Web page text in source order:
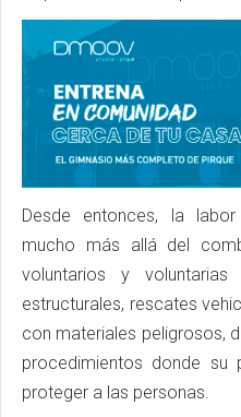
Desde entonces, la
mucho más allá del
voluntarios y
estructurales, rescates
con materiales peligrosos,
procedimientos donde su
proteger a las personas.